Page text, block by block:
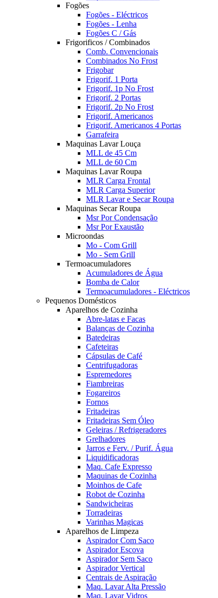
Fogões
Fogões - Eléctricos
Fogões - Lenha
Fogões C / Gás
Frigorificos / Combinados
Comb. Convencionais
Combinados No Frost
Frigobar
Frigorif. 1 Porta
Frigorif. 1p No Frost
Frigorif. 2 Portas
Frigorif. 2p No Frost
Frigorif. Americanos
Frigorif. Americanos 4 Portas
Garrafeira
Maquinas Lavar Louça
MLL de 45 Cm
MLL de 60 Cm
Maquinas Lavar Roupa
MLR Carga Frontal
MLR Carga Superior
MLR Lavar e Secar Roupa
Maquinas Secar Roupa
Msr Por Condensação
Msr Por Exaustão
Microondas
Mo - Com Grill
Mo - Sem Grill
Termoacumuladores
Acumuladores de Água
Bomba de Calor
Termoacumuladores - Eléctricos
Pequenos Domésticos
Aparelhos de Cozinha
Abre-latas e Facas
Balanças de Cozinha
Batedeiras
Cafeteiras
Cápsulas de Café
Centrifugadoras
Espremedores
Fiambreiras
Fogareiros
Fornos
Fritadeiras
Fritadeiras Sem Óleo
Geleiras / Refrigeradores
Grelhadores
Jarros e Ferv. / Purif. Água
Liquidificadoras
Maq. Cafe Expresso
Maquinas de Cozinha
Moinhos de Cafe
Robot de Cozinha
Sandwicheiras
Torradeiras
Varinhas Magicas
Aparelhos de Limpeza
Aspirador Com Saco
Aspirador Escova
Aspirador Sem Saco
Aspirador Vertical
Centrais de Aspiração
Maq. Lavar Alta Pressão
Maq. Lavar Vidros